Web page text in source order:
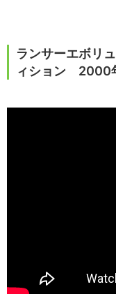
ランサーエボリ
ィション 2000